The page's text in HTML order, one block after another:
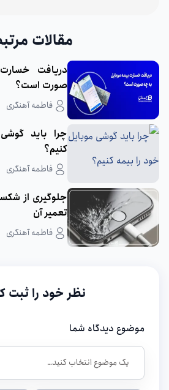
مقالات
دریافت
صورت است؟
فاطمه آهنگری
چرا باید
کنیم؟
فاطمه آهنگری
جلوگیری از
تعمیر آن
فاطمه آهنگری
نظر خود را ثبت
موضوع دیدگاه شما